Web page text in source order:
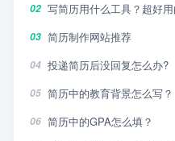
02 写简历用什么工具？超好
03 简历制作网站推荐
04 投递简历后没回复怎么办?
05 简历中的教育背景怎么写？
06 简历中的GPA怎么填？